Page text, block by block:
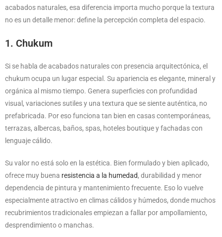
acabados naturales, esa diferencia importa mucho porque la textura
no es un detalle menor: define la percepción completa del espacio.
1. Chukum
Si se habla de acabados naturales con presencia arquitectónica, el
chukum ocupa un lugar especial. Su apariencia es elegante, mineral y
orgánica al mismo tiempo. Genera superficies con profundidad
visual, variaciones sutiles y una textura que se siente auténtica, no
prefabricada. Por eso funciona tan bien en casas contemporáneas,
terrazas, albercas, baños, spas, hoteles boutique y fachadas con
lenguaje cálido.
Su valor no está solo en la estética. Bien formulado y bien aplicado,
ofrece muy buena resistencia a la humedad, durabilidad y menor
dependencia de pintura y mantenimiento frecuente. Eso lo vuelve
especialmente atractivo en climas cálidos y húmedos, donde muchos
recubrimientos tradicionales empiezan a fallar por ampollamiento,
desprendimiento o manchas.